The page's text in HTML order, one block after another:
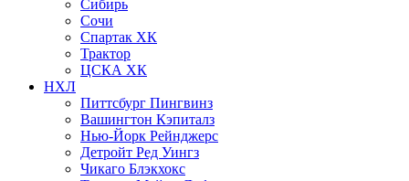
Сибирь
Сочи
Спартак ХК
Трактор
ЦСКА ХК
НХЛ
Питтсбург Пингвинз
Вашингтон Кэпиталз
Нью-Йорк Рейнджерс
Детройт Ред Уингз
Чикаго Блэкхокс